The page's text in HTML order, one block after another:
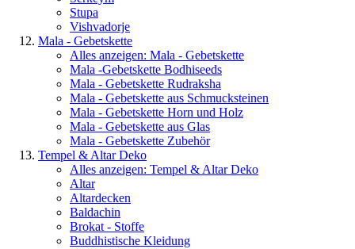
Stupa
Vishvadorje
Mala - Gebetskette
Alles anzeigen: Mala - Gebetskette
Mala -Gebetskette Bodhiseeds
Mala - Gebetskette Rudraksha
Mala - Gebetskette aus Schmucksteinen
Mala - Gebetskette Horn und Holz
Mala - Gebetskette aus Glas
Mala - Gebetskette Zubehör
Tempel & Altar Deko
Alles anzeigen: Tempel & Altar Deko
Altar
Altardecken
Baldachin
Brokat - Stoffe
Buddhistische Kleidung